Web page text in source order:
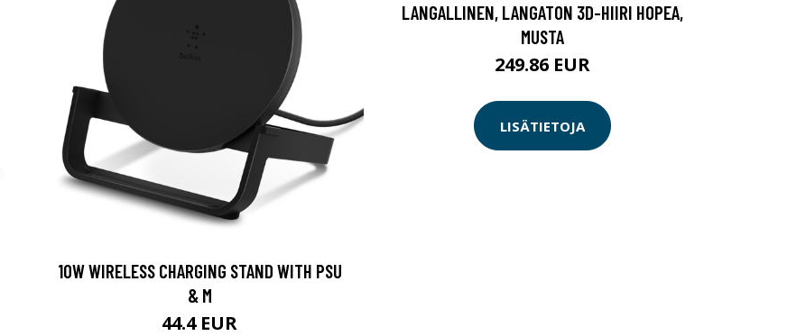
10W WIRELESS CHARGING STAND WITH PSU
& M
44.4 EUR
LANGALLINEN, LANGATON 3D-HIIRI HOPEA,
MUSTA
249.86 EUR
LISÄTIETOJA